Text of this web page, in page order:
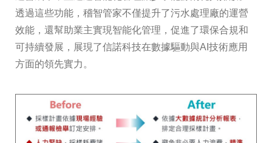
透過這些功能，稽智管家不僅提升了污水處理廠的運營
效能，還幫助業主實現智能化管理，促進了環保合規和
可持續發展，展現了信諾科技在數據驅動與AI技術應用
方面的領先實力。​​​​​​​​​​​​​​